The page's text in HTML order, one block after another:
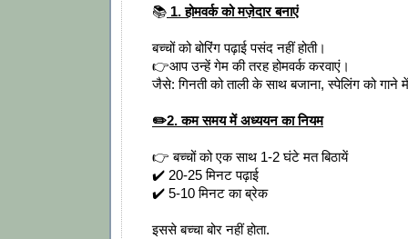
📚 1. होमवर्क को मज़ेदार बनाएं
बच्चों को बोरिंग पढ़ाई पसंद नहीं होती।
👉आप उन्हें गेम की तरह होमवर्क करवाएं।
जैसे: गिनती को ताली के साथ बजाना, स्पेलिंग को गाने
✏️2. कम समय में अध्ययन का नियम
👉 बच्चों को एक साथ 1-2 घंटे मत बिठायें
✔️ 20-25 मिनट पढ़ाई
✔️ 5-10 मिनट का ब्रेक
इससे बच्चा बोर नहीं होता.